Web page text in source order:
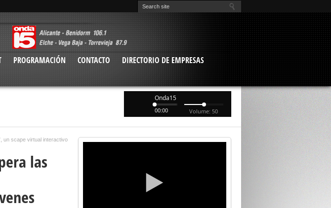
PROGRAMACIÓN CONTACTO
DIRECTORIO DE EMPRESAS
Onda15
00:00 Volume: 50
un scape virtual interactivo
las